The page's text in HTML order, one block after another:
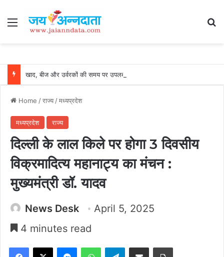
Menu
Home /राज्य/मध्यप्रदेश
मध्यप्रदेश राज्य
दिल्ली के लाल किले पर होगा 3 दिवसीय
विक्रमादित्य महानाट्य का मंचन :
मुख्यमंत्री डॉ. यादव
News Desk
April 5, 2025
4 minutes read
Facebook
X MessengerWhatsAppTelegramShare via Email Print